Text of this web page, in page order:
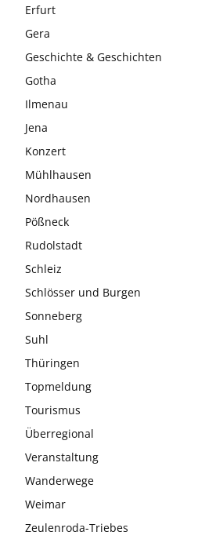
Erfurt
Gera
Geschichte & Geschichten
Gotha
Ilmenau
Jena
Konzert
Mühlhausen
Nordhausen
Pößneck
Rudolstadt
Schleiz
Schlösser und Burgen
Sonneberg
Suhl
Thüringen
Topmeldung
Tourismus
Überregional
Veranstaltung
Wanderwege
Weimar
Zeulenroda-Triebes